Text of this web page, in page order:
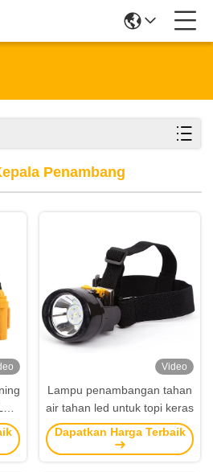
Penambang
Video
Lampu penambangan tahan
air tahan led untuk topi keras
Dapatkan Harga Terbaik